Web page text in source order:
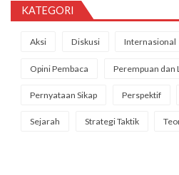
KATEGORI
Aksi Diskusi Internasional
Opini Pembaca Perempuan dan
Pernyataan Sikap Perspektif
Sejarah Strategi Taktik